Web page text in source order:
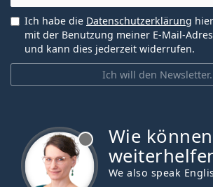
Ich will den Newsletter.
Ich habe die Datenschutzerklärung
mit der Benutzung meiner E-Mail-
und kann dies jederzeit widerrufen.
Wie
We also speak